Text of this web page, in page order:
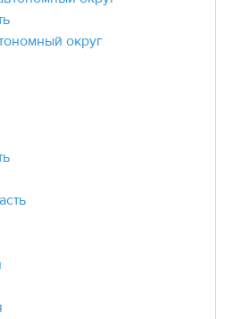
округ